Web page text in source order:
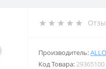
Производитель:
Код Товара:29365100